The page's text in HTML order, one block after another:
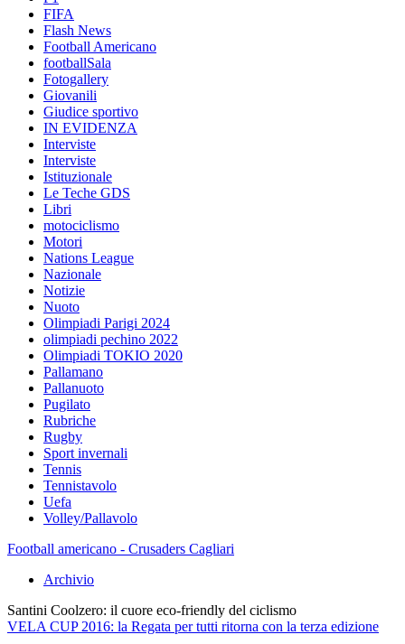
FIFA
Flash News
Football Americano
footballSala
Fotogallery
Giovanili
Giudice sportivo
IN EVIDENZA
Interviste
Interviste
Istituzionale
Le Teche GDS
Libri
motociclismo
Motori
Nations League
Nazionale
Notizie
Nuoto
Olimpiadi Parigi 2024
olimpiadi pechino 2022
Olimpiadi TOKIO 2020
Pallamano
Pallanuoto
Pugilato
Rubriche
Rugby
Sport invernali
Tennis
Tennistavolo
Uefa
Volley/Pallavolo
Football americano - Crusaders Cagliari
Archivio
Santini Coolzero: il cuore eco-friendly del ciclismo
VELA CUP 2016: la Regata per tutti ritorna con la terza edizione